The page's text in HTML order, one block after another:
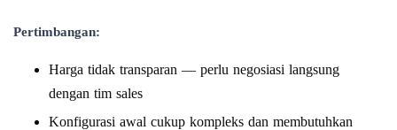
Pertimbangan:
Harga tidak transparan — perlu negosiasi langsung
dengan tim sales
Konfigurasi awal cukup kompleks dan membutuhkan